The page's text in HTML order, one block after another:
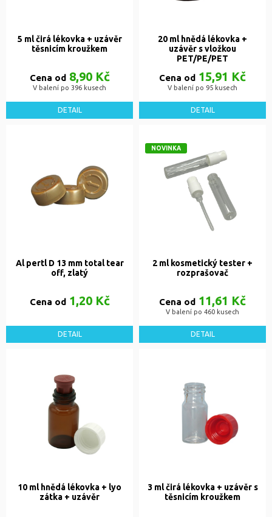
5 ml čirá lékovka + uzávěr
těsnicím kroužkem
Cena od8,90 Kč
V balení po 396 kusech
DETAIL
20 ml hnědá lékovka +
uzávěr s vložkou
PET/PE/PET
Cena od 15,91 Kč
V balení po 95 kusech
DETAIL
Al pertl D 13 mm total tear
off, zlatý
Cena od1,20 Kč
DETAIL
NOVINKA
2 ml kosmetický tester +
rozprašovač
Cena od 11,61 Kč
V balení po 460 kusech
DETAIL
10 ml hnědá lékovka + lyo
zátka + uzávěr
3 ml čirá lékovka + uzávěr s
těsnicím kroužkem